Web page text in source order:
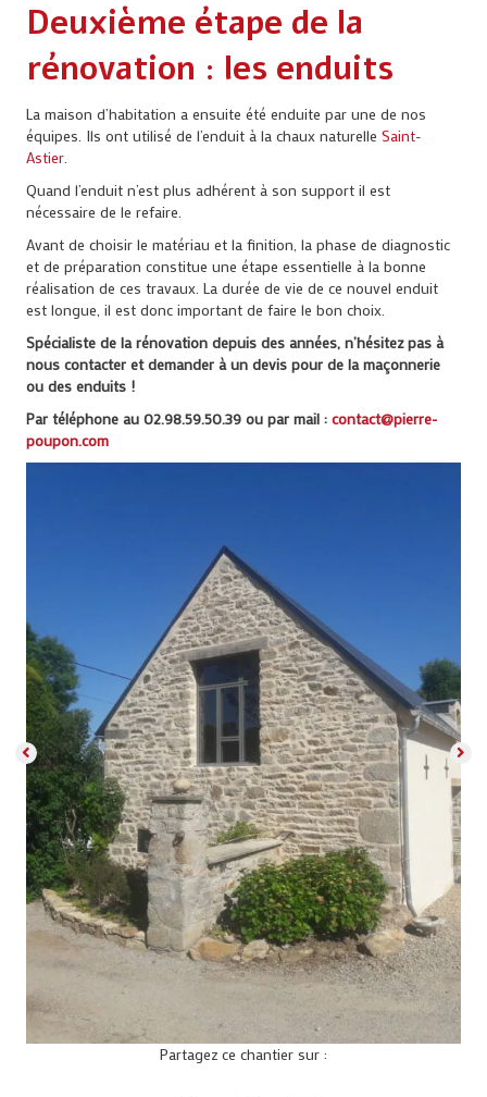
Deuxième étape de la
rénovation : les enduits
La maison d’habitation a ensuite été enduite par une de nos
équipes. Ils ont utilisé de l’enduit à la chaux naturelle Saint-
Astier.
Quand l’enduit n’est plus adhérent à son support il est
nécessaire de le refaire.
Avant de choisir le matériau et la finition, la phase de diagnostic
et de préparation constitue une étape essentielle à la bonne
réalisation de ces travaux. La durée de vie de ce nouvel enduit
est longue, il est donc important de faire le bon choix.
Spécialiste de la rénovation depuis des années, n’hésitez pas à
nous contacter et demander à un devis pour de la maçonnerie
ou des enduits !
Par téléphone au 02.98.59.50.39 ou par mail : contact@pierre-
poupon.com
Partagez ce chantier sur :